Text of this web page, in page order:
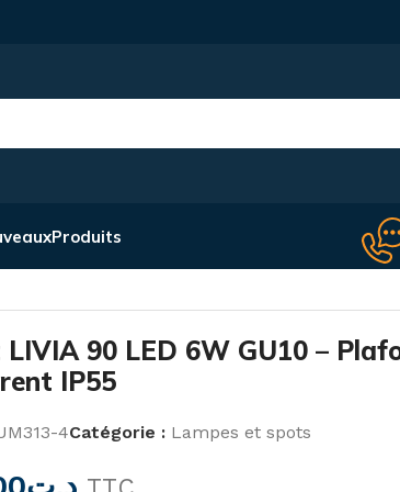
Produits
90 LED 6W GU10 –
IP55
4Catégorie : Lampes et spots